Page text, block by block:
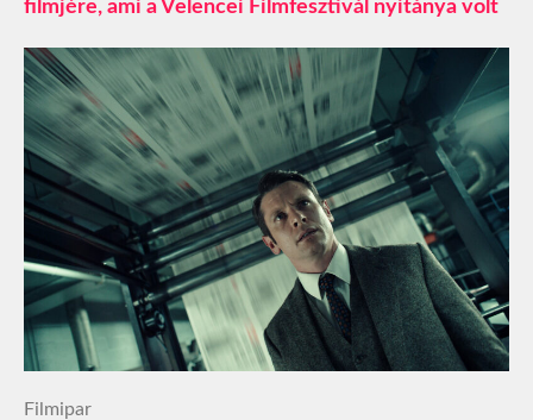
filmjére, ami a Velencei Filmfesztivál nyitánya volt
Filmipar